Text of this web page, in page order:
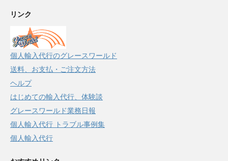
リンク
個人輸入代行のグレースワールド
送料、お支払・ご注文方法
ヘルプ
はじめての輸入代行、体験談
グレースワールド業務日報
個人輸入代行 トラブル事例集
個人輸入代行